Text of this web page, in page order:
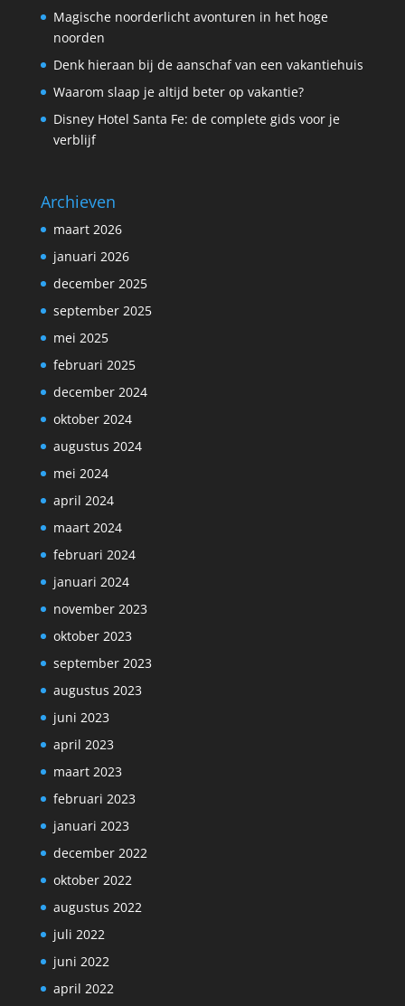
Magische noorderlicht avonturen in het hoge
noorden
Denk hieraan bij de aanschaf van een vakantiehuis
Waarom slaap je altijd beter op vakantie?
Disney Hotel Santa Fe: de complete gids voor je
verblijf
Archieven
maart 2026
januari 2026
december 2025
september 2025
mei 2025
februari 2025
december 2024
oktober 2024
augustus 2024
mei 2024
april 2024
maart 2024
februari 2024
januari 2024
november 2023
oktober 2023
september 2023
augustus 2023
juni 2023
april 2023
maart 2023
februari 2023
januari 2023
december 2022
oktober 2022
augustus 2022
juli 2022
juni 2022
april 2022